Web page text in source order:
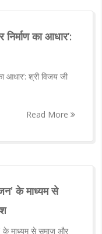
निर्माण का आधार’:
आधार’: श्री विजय जी
Read More
के माध्यम से
के माध्यम से समाज और